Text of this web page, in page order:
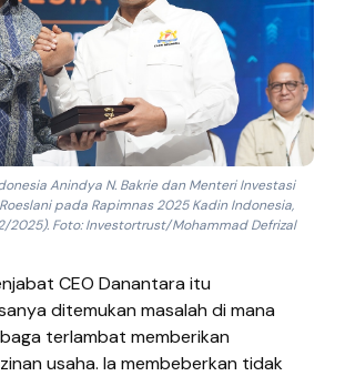
Anindya N. Bakrie dan Menteri Investasi
pada Rapimnas 2025 Kadin Indonesia,
2025). Foto: Investortrust/Mohammad Defrizal
CEO Danantara itu
ditemukan masalah di mana
terlambat memberikan
usaha. Ia membeberkan tidak